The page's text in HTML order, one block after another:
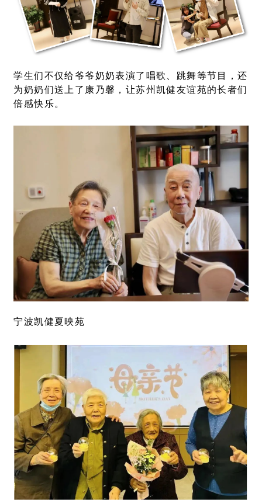
学生们不仅给爷爷奶奶表演了唱歌、跳舞等节目，还
为奶奶们送上了康乃馨，让苏州凯健友谊苑的长者们
倍感快乐。
宁波凯健夏映苑